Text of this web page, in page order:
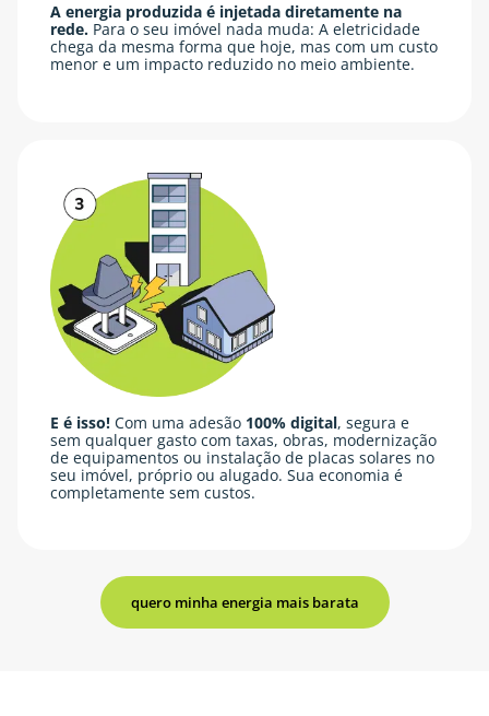
A energia produzida é injetada diretamente na
rede. Para o seu imóvel nada muda: A eletricidade
chega da mesma forma que hoje, mas com um custo
menor e um impacto reduzido no meio ambiente.
E é isso! Com uma adesão 100% digital, segura e
sem qualquer gasto com taxas, obras, modernização
de equipamentos ou instalação de placas solares no
seu imóvel, próprio ou alugado. Sua economia é
completamente sem custos.
quero minha energia mais barata